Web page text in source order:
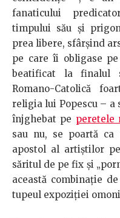
fanaticului
timpului său şi
prea libere, sfârşind
pe care îi obligase
beatificat la finalul
Romano-Catolică
religia lui Popescu – a
înjghebat pe peretele
sau nu, se poartă
apostol al artiştilor
săritul de pe fix şi
această combinaţie de
tupeul expoziţiei